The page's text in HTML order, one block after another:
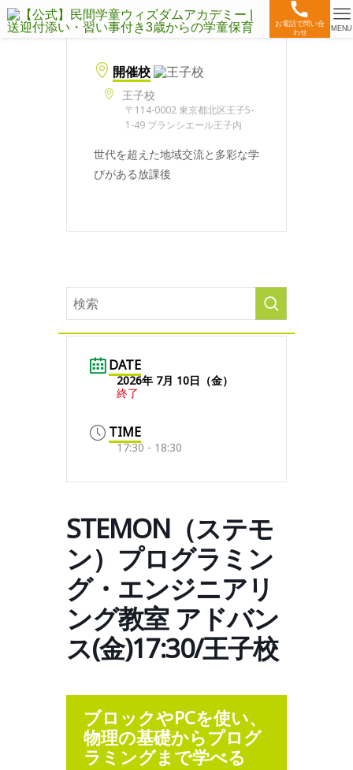
お電話で問い合
わせ
MENU
開催校
王子校
〒114-0002 東京都北区王子5-
1-49 ブランシエール王子内
世代を超えた地域交流と多彩な学
びがある放課後
DATE
2026年 7月 10日（金）
終了
TIME
17:30 - 18:30
STEMON（ステモ
ン）プログラミン
グ・エンジニアリ
ング教室 アドバン
ス(金)17:30/王子校
ブロックやPCを使い、
物理の基礎からプログ
ラミングまで学べる